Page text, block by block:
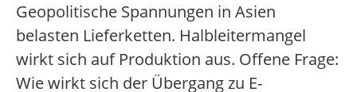
Geopolitische Spannungen in Asien
belasten Lieferketten. Halbleitermangel
wirkt sich auf Produktion aus. Offene Frage:
Wie wirkt sich der Übergang zu E-